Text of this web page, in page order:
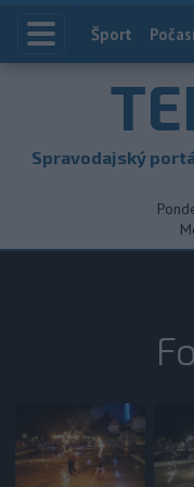
Index
Šport
Spravodajský